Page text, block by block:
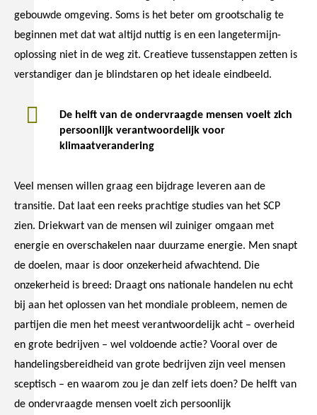
gebouwde omgeving. Soms is het beter om grootschalig te
beginnen met dat wat altijd nuttig is en een langetermijn-
oplossing niet in de weg zit. Creatieve tussenstappen zetten is
verstandiger dan je blindstaren op het ideale eindbeeld.
De helft van de ondervraagde mensen voelt zich
persoonlijk verantwoordelijk voor
klimaatverandering
Veel mensen willen graag een bijdrage leveren aan de
transitie. Dat laat een reeks prachtige studies van het SCP
zien. Driekwart van de mensen wil zuiniger omgaan met
energie en overschakelen naar duurzame energie. Men snapt
de doelen, maar is door onzekerheid afwachtend. Die
onzekerheid is breed: Draagt ons nationale handelen nu echt
bij aan het oplossen van het mondiale probleem, nemen de
partijen die men het meest verantwoordelijk acht – overheid
en grote bedrijven – wel voldoende actie? Vooral over de
handelingsbereidheid van grote bedrijven zijn veel mensen
sceptisch – en waarom zou je dan zelf iets doen? De helft van
de ondervraagde mensen voelt zich persoonlijk